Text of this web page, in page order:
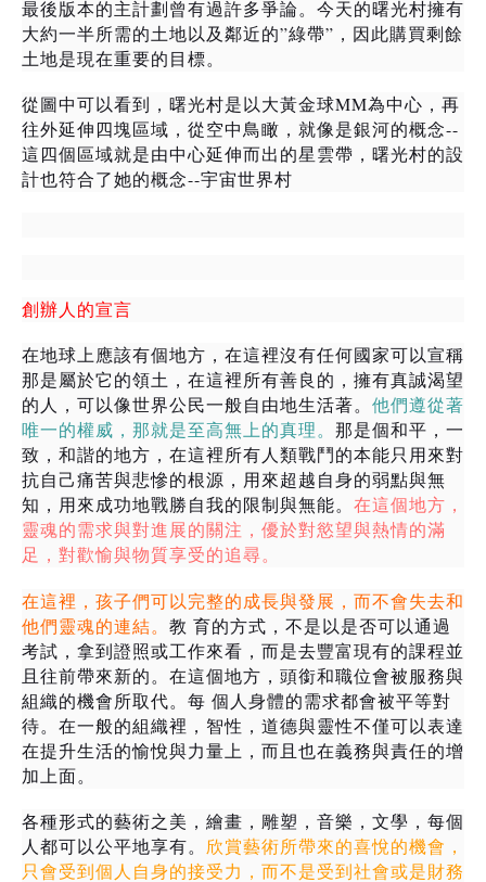
最後版本的主計劃 曾有過許多爭論。今天的曙光村擁有
大約一半所需的土地以及鄰近的”綠帶” ，因此購買剩餘
土地是現在重要的目標。
從圖中可以看到，曙光村是以大黃金球MM為中心，再
往外延伸四塊區域，從空中鳥瞰，就像是銀河的概念--
這四個區域就是由中心延伸而出的星雲帶，曙光村的設
計也符合了她的概念--宇宙世界村
創辦人的宣言
在地球上應該有個地方，在這裡沒有任何國家可以宣稱
那是屬於它的領土，在這裡所有善良的，擁有真誠渴望
的人，可以像世界公民一般自由地生活著。 他們遵從著
唯一的權威，那就是至高無上的真理。 那是個和平，一
致，和諧的地方，在這裡所有人類戰鬥的本能只用來對
抗自己痛苦與悲慘的根源，用來超越自身的弱點與無
知，用來成功地戰勝自我的限制與無能。 在這個地方，
靈魂的需求與對進展的關注，優於對慾望與熱情的滿
足，對歡愉與物質享受的追尋。
在這裡，孩子們可以完整的成長與發展，而不會失去和
他們靈魂的連結。 教 育的方式，不是以是否可以通過
考試，拿到證照或工作來看，而是去豐富現有的課程並
且往前帶來新的。在這個地方，頭銜和職位會被服務與
組織的機會所取代。每 個人身體的需求都會被平等對
待。在一般的組織裡，智性，道德與靈性不僅可以表達
在提升生活的愉悅與力量上，而且也在義務與責任的增
加上面。
各種形式的藝術之美，繪畫，雕塑，音樂，文學，每個
人都可以公平地享有。 欣賞藝術所帶來的喜悅的機會，
只會受到個人自身的接受力，而不是受到社會或是財務